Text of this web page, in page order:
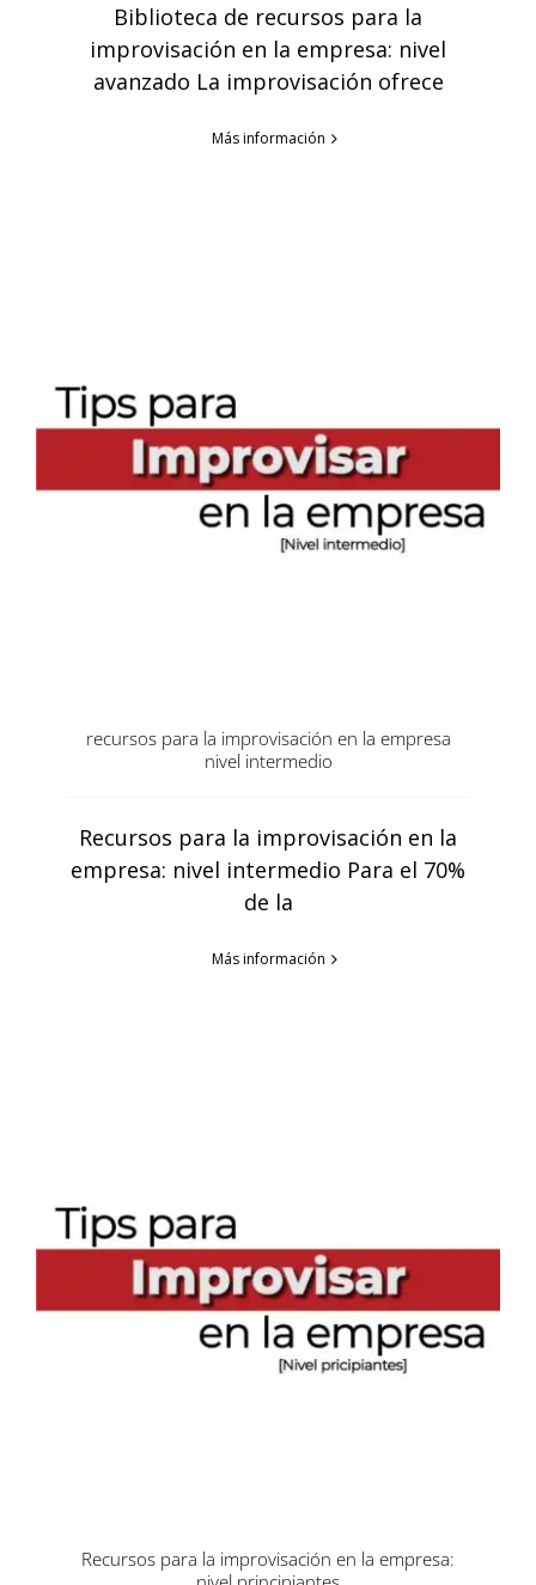
Biblioteca de recursos para la
improvisación en la empresa: nivel
avanzado La improvisación ofrece
Más información
recursos para la improvisación en la empresa
nivel intermedio
Recursos para la improvisación en la
empresa: nivel intermedio Para el 70%
de la
Más información
Recursos para la improvisación en la empresa: